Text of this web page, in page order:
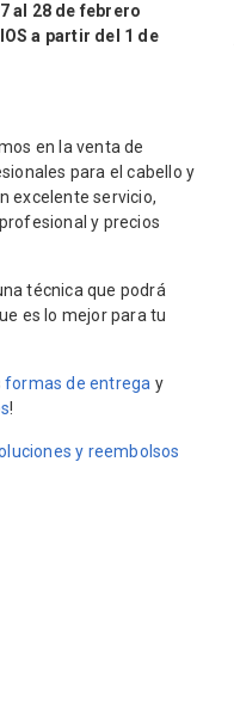
al 28 de febrero
a partir del 1 de
en la venta de
para el cabello y
excelente servicio,
y precios
técnica que podrá
es lo mejor para tu
formas de entrega y
!
y reembolsos